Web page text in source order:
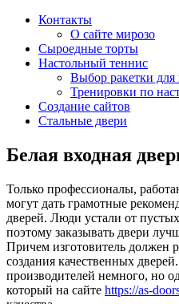
Контакты
О сайте мирозо
Сыроедные торты
Настольный теннис
Выбор ракетки для
Тренировки по
Создание сайтов
Стальные двери
Белая входная
Только профессионалы,
могут дать грамотные
дверей. Люди устали от
поэтому заказывать двери
Причем изготовитель должен
создания качественных
производителей немного, но
который на сайте https://as-